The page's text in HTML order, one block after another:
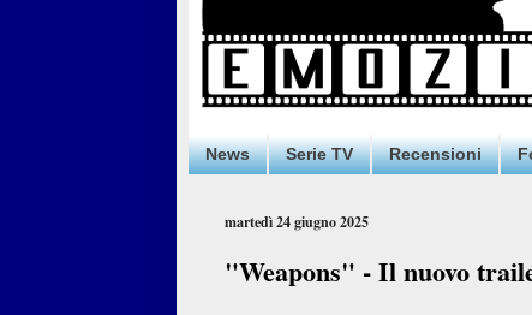
News Serie TV Recensioni
martedì 24 giugno 2025
"Weapons" - Il nuovo